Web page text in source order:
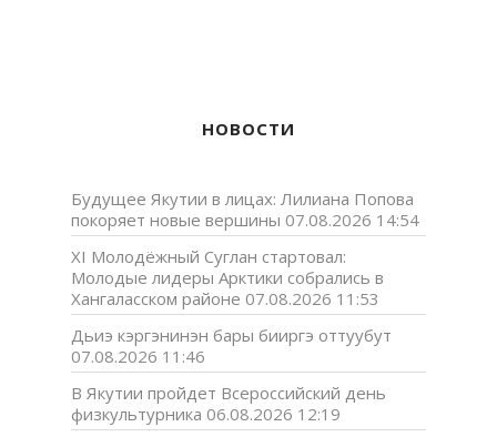
НОВОСТИ
Будущее Якутии в лицах: Лилиана Попова
покоряет новые вершины 07.08.2026 14:54
XI Молодёжный Суглан стартовал:
Молодые лидеры Арктики собрались в
Хангаласском районе 07.08.2026 11:53
Дьиэ кэргэнинэн бары бииргэ оттуубут
07.08.2026 11:46
В Якутии пройдет Всероссийский день
физкультурника 06.08.2026 12:19